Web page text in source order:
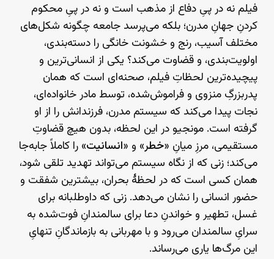
فیلم نه در پیِ دفاع از مذهب است و نه در پیِ محکوم
کردنِ جهانِ مدرن؛ بلکه می‌پرسد جامعه چگونه شکل‌های
مختلف آسیب، رنج و خشونت خانگی را دسته‌بندی،
اولویت‌بندی، و قضاوت می‌کند؟ یکی از انسانی‌ترین و
پیچیده‌ترین لحظاتِ فیلم، صحنه‌ای‌ است که همان
پدربزرگِ منزوی و فراموش‌شده، توسط مادر خانواده‌ای،
نجات پیدا می‌کند که سیستم مدرن، فرزندانش را از او
گرفته است. مونجیو در این لحظه، بدون هیچ قضاوتِ
مستقیمی، مرزِ میانِ «خطر» و «انسانیت» را کاملاً جابه‌جا
می‌کند؛ زنی که از نگاه سیستم می‌تواند تهدید تلقی شود،
همان کسی‌ است که در لحظهٔ بحران، بیشترین شفقت و
حضور انسانی را نشان می‌دهد. زنی که داوطلبانه برای
غسل، تطهیر و خواندنِ دعا برای سالمندانِ فوت‌شده به
سرایِ سالمندان می‌رود و با مهربانی به بازماندگانِ تنهایِ
این مرگ‌ها یاری می‌رساند.